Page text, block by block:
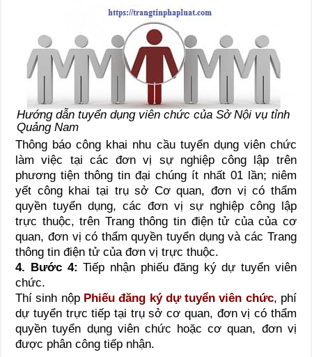
Hướng dẫn tuyển dụng viên chức của Sở Nội vụ tỉnh
Quảng Nam
Thông báo công khai nhu cầu tuyển dụng viên chức
làm việc tại các đơn vị sự nghiệp công lập trên
phương tiện thông tin đại chúng ít nhất 01 lần; niêm
yết công khai tại trụ sở Cơ quan, đơn vị có thẩm
quyền tuyển dụng, các đơn vị sự nghiệp công lập
trực thuộc, trên Trang thông tin điện tử của của cơ
quan, đơn vị có thẩm quyền tuyển dụng và các Trang
thông tin điện tử của đơn vị trực thuộc.
4. Bước 4: Tiếp nhận phiếu đăng ký dự tuyển viên
chức.
Thí sinh nộp Phiếu đăng ký dự tuyển viên chức, phí
dự tuyển trực tiếp tại trụ sở cơ quan, đơn vị có thẩm
quyền tuyển dụng viên chức hoặc cơ quan, đơn vị
được phân công tiếp nhận.